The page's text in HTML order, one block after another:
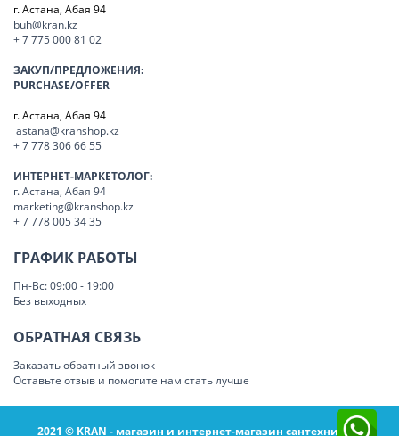
г. Астана, Абая 94
buh@kran.kz
+ 7 775 000 81 02
ЗАКУП/ПРЕДЛОЖЕНИЯ:
PURCHASE/OFFER
г. Астана, Абая 94
astana@kranshop.kz
+ 7 778 306 66 55
ИНТЕРНЕТ-МАРКЕТОЛОГ:
г. Астана, Абая 94
marketing@kranshop.kz
+ 7 778 005 34 35
ГРАФИК РАБОТЫ
Пн-Вс: 09:00 - 19:00
Без выходных
ОБРАТНАЯ СВЯЗЬ
Заказать обратный звонок
Оставьте отзыв и помогите нам стать лучше
2021 © KRAN - магазин и интернет-магазин сантехники в